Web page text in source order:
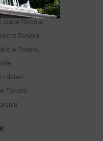
place Torunia
Torunia
w Toruniu
i dzieci
Toruniu